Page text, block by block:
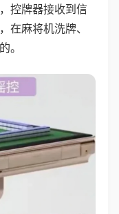
控牌器接收到信
在麻将机洗牌、
。